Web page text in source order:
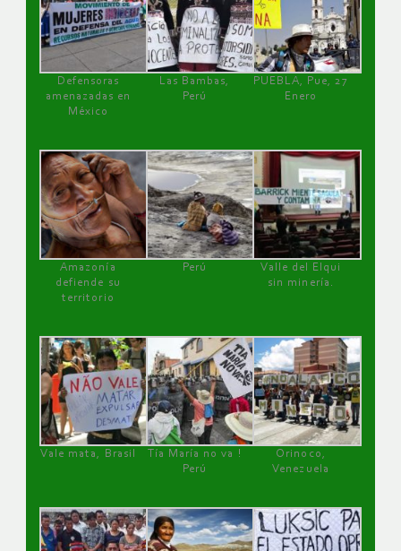
Defensoras
amenazadas en
México
Las Bambas,
Perú
PUEBLA, Pue, 27
Enero
Amazonía
defiende su
territorio
Perú
Valle del Elqui
sin minería.
Vale mata, Brasil
Tía María no va !
Perú
Orinoco,
Venezuela